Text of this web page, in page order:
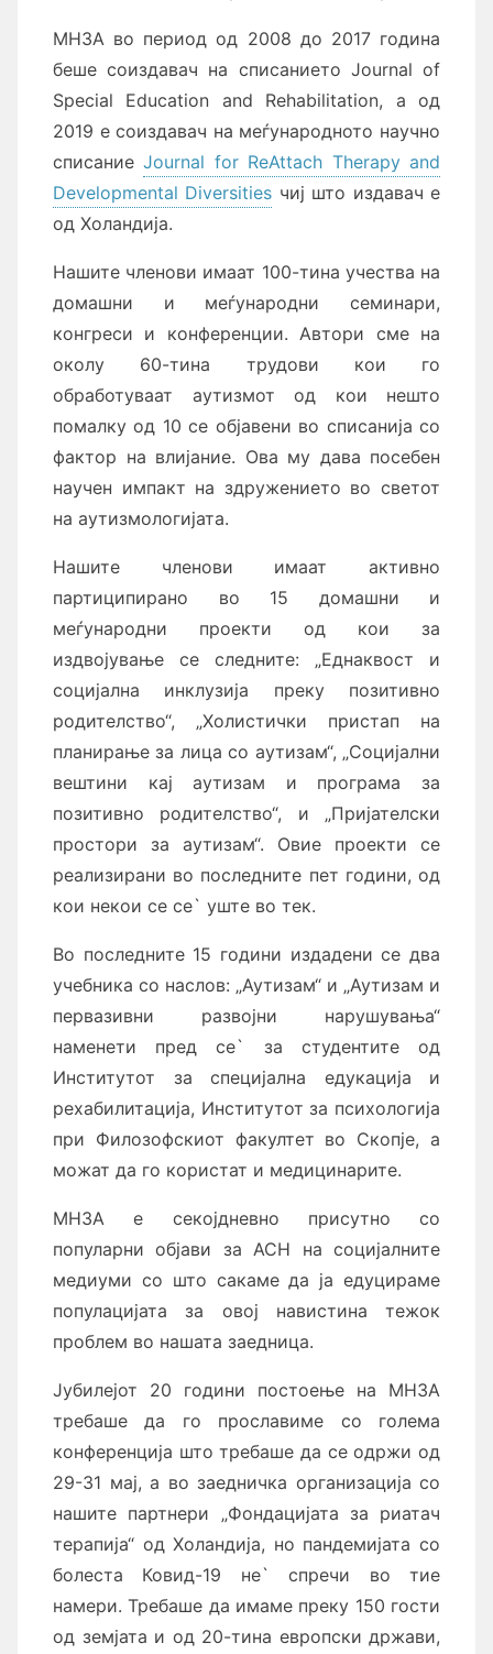
МНЗА во период од 2008 до 2017 година
беше соиздавач на списанието Journal of
Special Education and Rehabilitation, а од
2019 е соиздавач на меѓународното научно
списаниеJournal for ReAttach Therapy and
Developmental Diversities чиј што издавач е
од Холандија.
Нашите членови имаат 100-тина учества на
домашни и меѓународни семинари,
конгреси и конференции. Автори сме на
околу 60-тина трудови кои го
обработуваат аутизмот од кои нешто
помалку од 10 се објавени во списанија со
фактор на влијание. Ова му дава посебен
научен импакт на здружението во светот
на аутизмологијата.
Нашите членови имаат активно
партиципирано во 15 домашни и
меѓународни проекти од кои за
издвојување се следните: „Еднаквост и
социјална инклузија преку позитивно
родителство“, „Холистички пристап на
планирање за лица со аутизам“, „Социјални
вештини кај аутизам и програма за
позитивно родителство“, и „Пријателски
простори за аутизам“. Овие проекти се
реализирани во последните пет години, од
кои некои се се` уште во тек.
Во последните 15 години издадени се два
учебника со наслов: „Аутизам“ и „Аутизам и
первазивни развојни нарушувања“
наменети пред се` за студентите од
Институтот за специјална едукација и
рехабилитација, Институтот за психологија
при Филозофскиот факултет во Скопје, а
можат да го користат и медицинарите.
МНЗА е секојдневно присутно со
популарни објави за АСН на социјалните
медиуми со што сакаме да ја едуцираме
популацијата за овој навистина тежок
проблем во нашата заедница.
Јубилејот 20 години постоење на МНЗА
требаше да го прославиме со голема
конференција што требаше да се одржи од
29-31 мај, а во заедничка организација со
нашите партнери „Фондацијата за риатач
терапија“ од Холандија, но пандемијата со
болеста Ковид-19 не` спречи во тие
намери. Требаше да имаме преку 150 гости
од земјата и од 20-тина европски држави,